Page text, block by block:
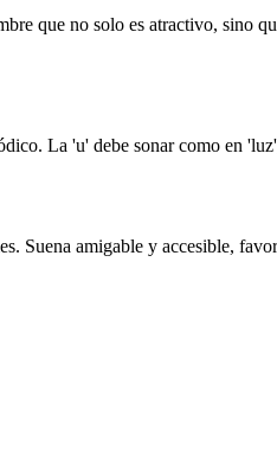
que no solo es atractivo, sino
La 'u' debe sonar como en
Suena amigable y accesible,